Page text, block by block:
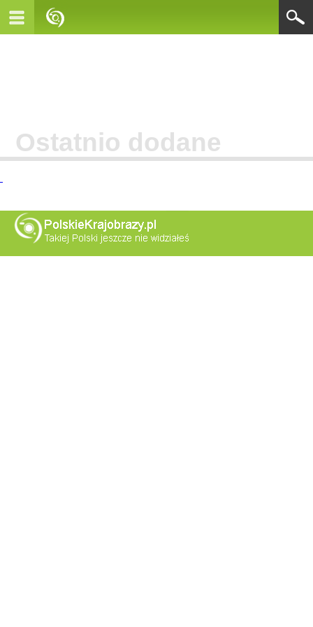
Ostatnio dodane